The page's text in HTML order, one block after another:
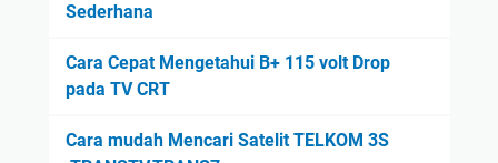
Sederhana
Cara Cepat Mengetahui B+ 115 volt Drop
pada TV CRT
Cara mudah Mencari Satelit TELKOM 3S